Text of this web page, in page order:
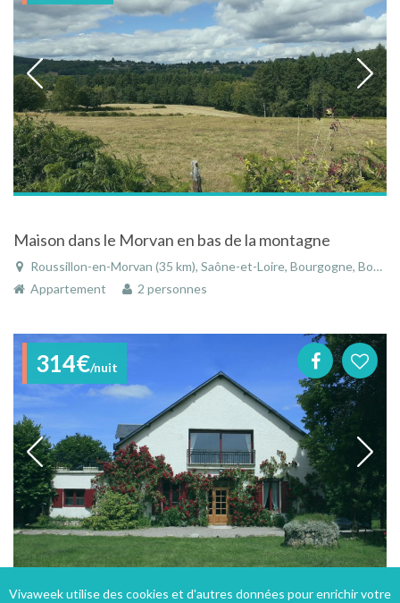
Maison dans le Morvan en bas de la montagne
Roussillon-en-Morvan (35 km), Saône-et-Loire, Bourgogne, Bourgogne-Franche-Comté, France
Appartement
2 personnes
314€/nuit
Vivaweek utilise des cookies et d'autres données pour enrichir votre